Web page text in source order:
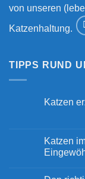
von unseren
Katzenhaltung.
TIPPS RUND
Katzen
Katzen
erziehen
–
möglich?
Katzen